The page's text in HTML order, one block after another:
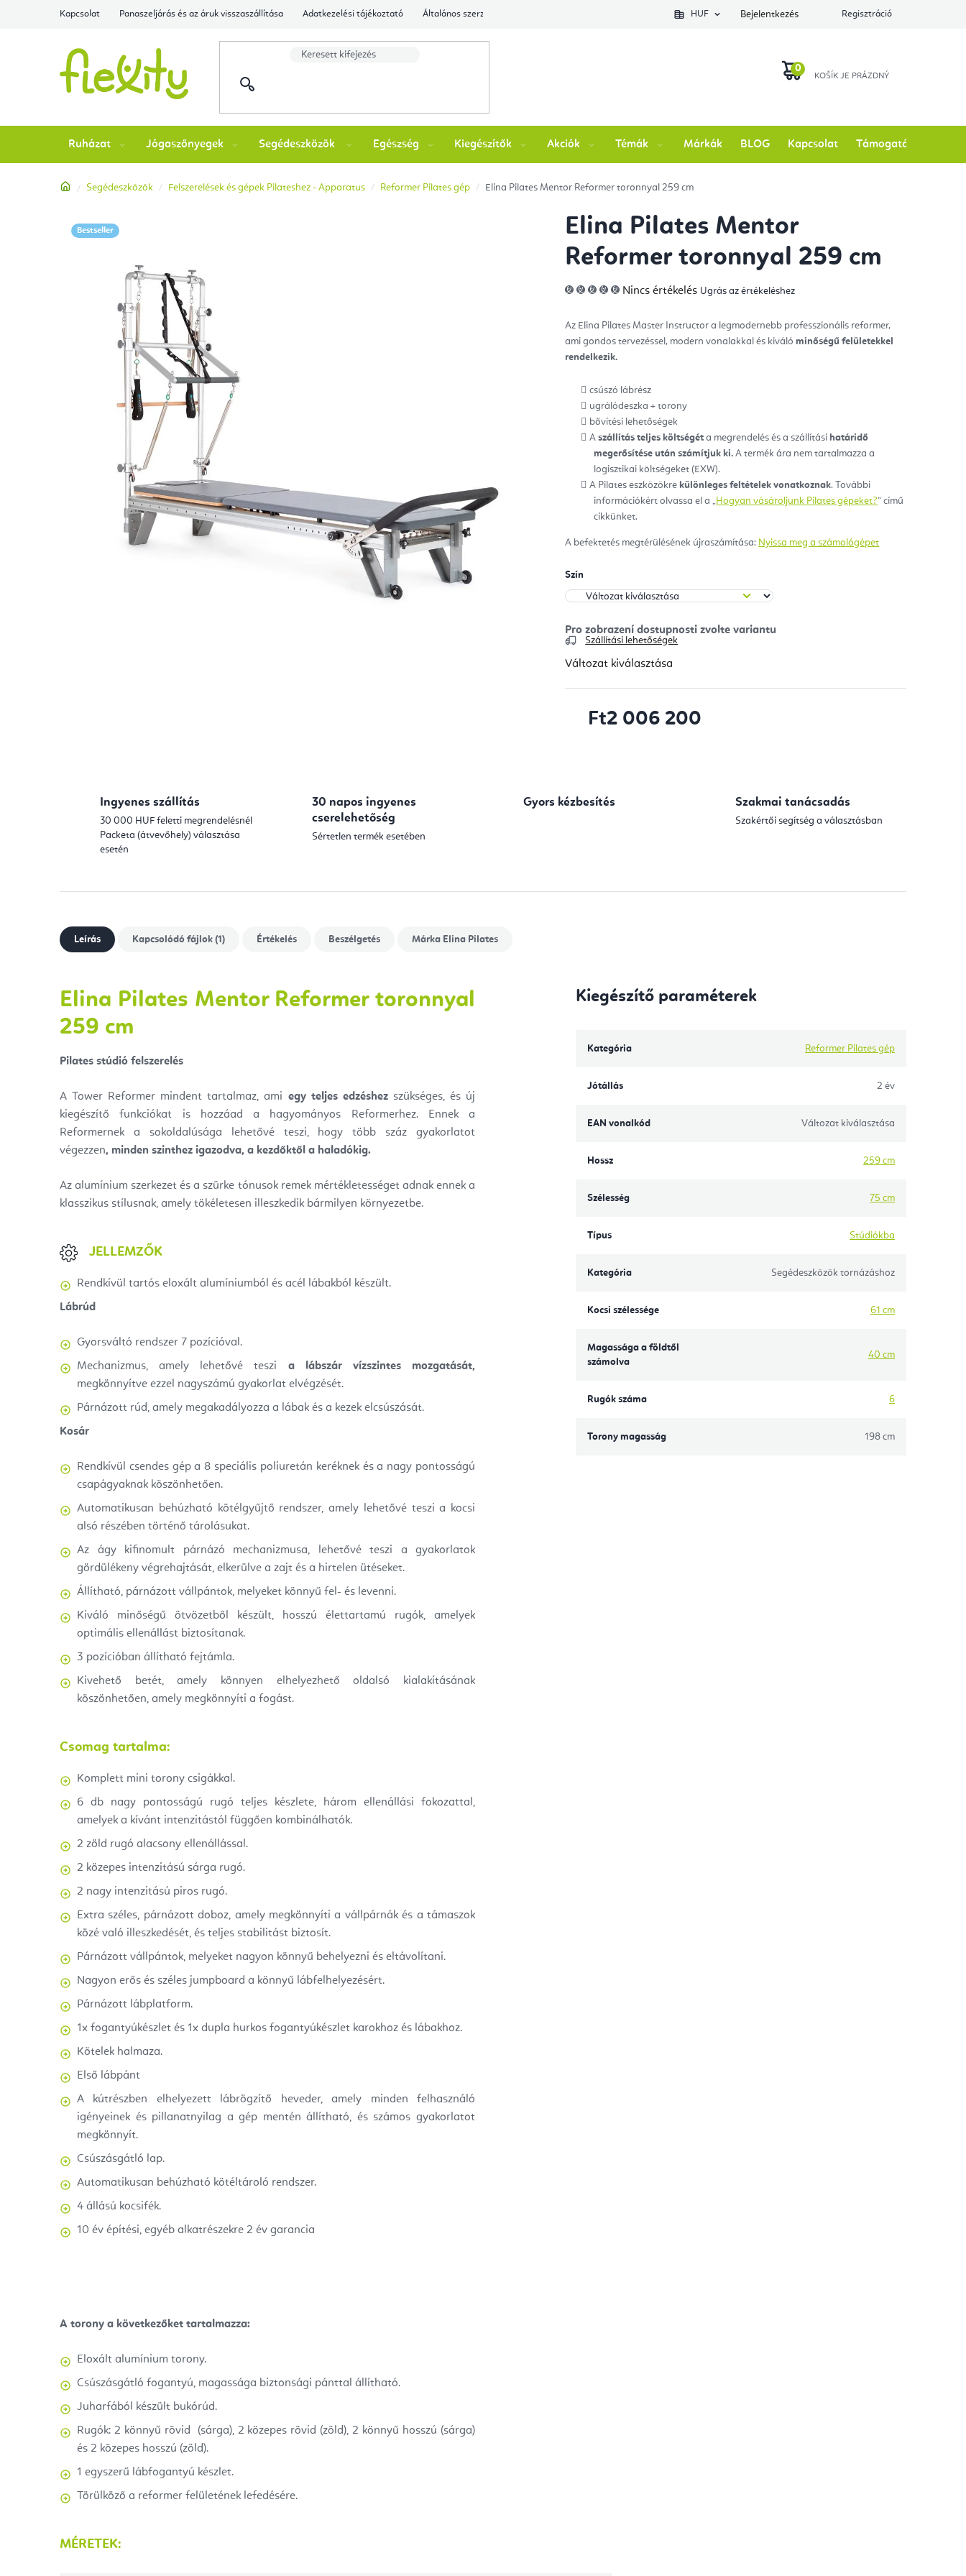
Kapcsolat Panaszeljárás és az áruk visszaszállítása Adatkezelési tájékoztató Általános szerződési feltételek Ellenőrizze a rendelés állapotátHUF Bejelentkezés Regisztráció
Ruházat Jógaszőnyegek Segédeszközök Egészség Kiegészítők Akciók Témák Márkák BLOG Kapcsolat Támogatás
Kezdőlap
Segédeszközök Felszerelések és gépek Pilateshez - Apparatus Reformer Pilates gép Elina Pilates Mentor Reformer toronnyal 259 cm
Elina Pilates Mentor
Reformer toronnyal 259 cm
A
termék
ből
0,0
csillag.
Nincs értékelés Ugrás az értékeléshez
Az Elina Pilates Master Instructor a legmodernebb professzionális reformer,
ami gondos tervezéssel, modern vonalakkal és kiválóminőségű felületekkel
rendelkezik.
csúszó lábrész
ugrálódeszka + torony
bővítési lehetőségek
Aszállítás teljes költségét a megrendelés és a szállítási határidő
megerősítése után számítjuk ki. A termék ára nem tartalmazza a
logisztikai költségeket (EXW).
A Pilates eszközökre különleges feltételek vonatkoznak. További
információkért olvassa el a „Hogyan vásároljunk Pilates gépeket?” című
cikkünket.
A befektetés megtérülésének újraszámítása: Nyissa meg a számológépet
Szín
Szállítási lehetőségek
Változat kiválasztása
Ft2 006 200
Bestseller
Ingyenes szállítás
30 000 HUF feletti megrendelésnél
Packeta (átvevőhely) választása
esetén
30 napos ingyenes
cserelehetőség
Sértetlen termék esetében
Gyors kézbesítés Szakmai tanácsadás
Szakértői segítség a választásban
Leírás Kapcsolódó fájlok (1) Értékelés Beszélgetés Márka Elina Pilates
Elina Pilates Mentor Reformer toronnyal
259 cm
Pilates stúdió felszerelés
A Tower Reformer mindent tartalmaz, ami egy teljes edzéshezszükséges, és új
kiegészítő funkciókat is hozzáad a hagyományos Reformerhez. Ennek a
Reformernek a sokoldalúsága lehetővé teszi, hogy több száz gyakorlatot
végezzen, minden szinthez igazodva, a kezdőktől a haladókig.
Az alumínium szerkezet és a szürke tónusok remek mértékletességet adnak ennek a
klasszikus stílusnak, amely tökéletesen illeszkedik bármilyen környezetbe.
JELLEMZŐK
Rendkívül tartós eloxált alumíniumból és acél lábakból készült.
Lábrúd
Gyorsváltó rendszer 7 pozícióval.
Mechanizmus, amely lehetővé teszi a lábszár vízszintes mozgatását,
megkönnyítve ezzel nagyszámú gyakorlat elvégzését.
Párnázott rúd, amely megakadályozza a lábak és a kezek elcsúszását.
Kosár
Rendkívül csendes gép a 8 speciális poliuretán keréknek és a nagy pontosságú
csapágyaknak köszönhetően.
Automatikusan behúzható kötélgyűjtő rendszer, amely lehetővé teszi a kocsi
alsó részében történő tárolásukat.
Az ágy kifinomult párnázó mechanizmusa, lehetővé teszi a gyakorlatok
gördülékeny végrehajtását, elkerülve a zajt és a hirtelen ütéseket.
Állítható, párnázott vállpántok, melyeket könnyű fel- és levenni.
Kiváló minőségű ötvözetből készült, hosszú élettartamú rugók, amelyek
optimális ellenállást biztosítanak.
3 pozícióban állítható fejtámla.
Kivehető betét, amely könnyen elhelyezhető oldalsó kialakításának
köszönhetően, amely megkönnyíti a fogást.
Csomag tartalma:
Komplett mini torony csigákkal.
6 db nagy pontosságú rugó teljes készlete, három ellenállási fokozattal,
amelyek a kívánt intenzitástól függően kombinálhatók.
2 zöld rugó alacsony ellenállással.
2 közepes intenzitású sárga rugó.
2 nagy intenzitású piros rugó.
Extra széles, párnázott doboz, amely megkönnyíti a vállpárnák és a támaszok
közé való illeszkedését, és teljes stabilitást biztosít.
Párnázott vállpántok, melyeket nagyon könnyű behelyezni és eltávolítani.
Nagyon erős és széles jumpboard a könnyű lábfelhelyezésért.
Párnázott lábplatform.
1x fogantyúkészlet és 1x dupla hurkos fogantyúkészlet karokhoz és lábakhoz.
Kötelek halmaza.
Első lábpánt
A kútrészben elhelyezett lábrögzítő heveder, amely minden felhasználó
igényeinek és pillanatnyilag a gép mentén állítható, és számos gyakorlatot
megkönnyít.
Csúszásgátló lap.
Automatikusan behúzható kötéltároló rendszer.
4 állású kocsifék.
10 év építési, egyéb alkatrészekre 2 év garancia
A torony a következőket tartalmazza:
Eloxált alumínium torony.
Csúszásgátló fogantyú, magassága biztonsági pánttal állítható.
Juharfából készült bukórúd.
Rugók: 2 könnyű rövid (sárga), 2 közepes rövid (zöld), 2 könnyű hosszú (sárga)
és 2 közepes hosszú (zöld).
1 egyszerű lábfogantyú készlet.
Törülköző a reformer felületének lefedésére.
MÉRETEK:
Kiegészítő paraméterek
Kategória Reformer Pilates gép
Jótállás 2 év
EAN vonalkód Változat kiválasztása
Hossz 259 cm
Szélesség 75 cm
Típus Stúdiókba
Kategória Segédeszközök tornázáshoz
Kocsi szélessége 61 cm
Magassága a földtől
számolva
40 cm
Rugók száma 6
Torony magasság 198 cm